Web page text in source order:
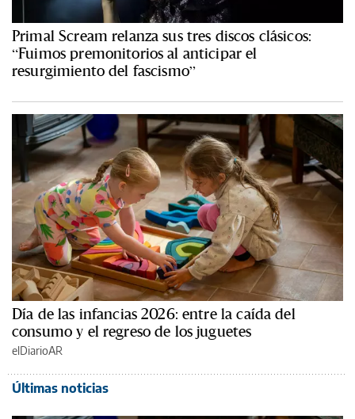
Primal Scream relanza sus tres discos clásicos:
“Fuimos premonitorios al anticipar el
resurgimiento del fascismo”
Día de las infancias 2026: entre la caída del
consumo y el regreso de los juguetes
elDiarioAR
Últimas noticias